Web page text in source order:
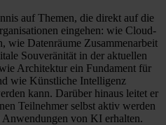
auf Themen, die direkt auf die
eingehen: wie Cloud-
wie Datenräume Zusammenarbeit
Souveränität in der aktuellen
Architektur ein Fundament für
wie Künstliche Intelligenz
kann. Darüber hinaus leitet er
Teilnehmer selbst aktiv werden
von KI erhalten.